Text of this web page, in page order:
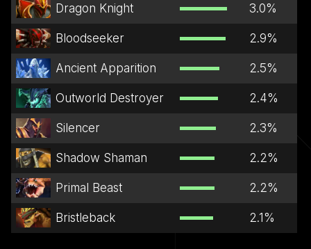
Dragon Knight 3.0%
Bloodseeker 2.9%
Ancient Apparition 2.5%
Outworld Destroyer 2.4%
Silencer 2.3%
Shadow Shaman 2.2%
Primal Beast 2.2%
Bristleback 2.1%